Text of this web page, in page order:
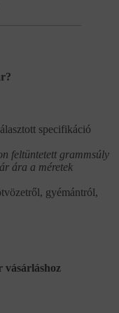
specifikáció
feltüntetett grammsúly
ára a méretek
gyémántról,
vásárláshoz